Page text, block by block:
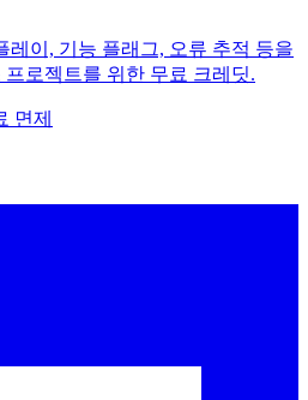
레이, 기능 플래그, 오류 추적 등을
로젝트를 위한 무료 크레딧.
면제